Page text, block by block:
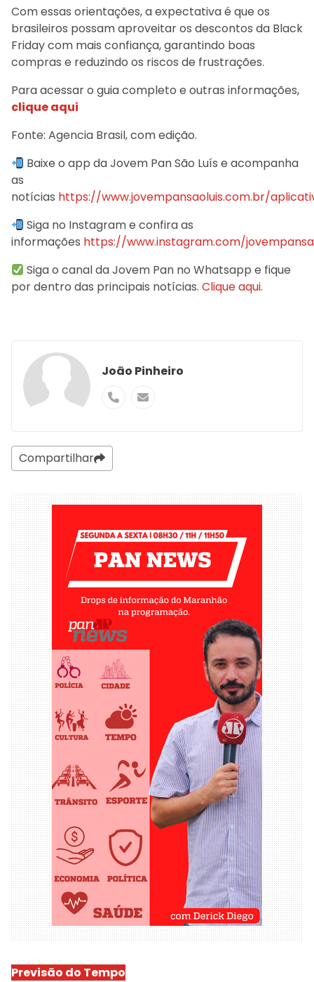
Com essas orientações, a expectativa é que os
brasileiros possam aproveitar os descontos da Black
Friday com mais confiança, garantindo boas
compras e reduzindo os riscos de frustrações.
Para acessar o guia completo e outras informações,
clique aqui
Fonte: Agencia Brasil, com edição.
Baixe o app da Jovem Pan São Luís e acompanha
as
notícias https://www.jovempansaoluis.com.br/
Siga no Instagram e confira as
informações https://www.instagram.com/
Siga o canal da Jovem Pan no Whatsapp e fique
por dentro das principais notícias. Clique aqui.
João Pinheiro
Compartilhar
Previsão do Tempo